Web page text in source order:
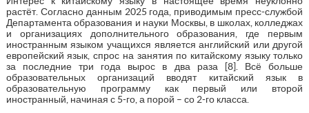
растёт. Согласно данным 2025 года, приводимым пресс-службой
Департамента образования и науки Москвы, в школах, колледжах
и организациях дополнительного образования, где первым
иностранным языком учащихся является английский или другой
европейский язык, спрос на занятия по китайскому языку только
за последние три года вырос в два раза [8]. Всё больше
образовательных организаций вводят китайский язык в
образовательную программу как первый или второй
иностранный, начиная с 5-го, а порой – со 2-го класса.